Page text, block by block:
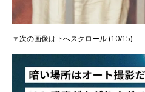
▼次の画像は下へスクロール (10/15)